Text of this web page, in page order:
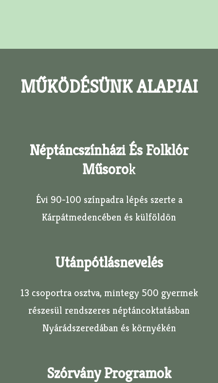
MŰKÖDÉSÜNK ALAPJAI
Néptáncszínházi És Folklór
MűsoroK
Évi 90-100 színpadra lépés szerte a
Kárpátmedencében és külföldön
Utánpótlásnevelés
13 csoportra osztva, mintegy 500 gyermek
részesül rendszeres néptáncoktatásban
Nyárádszeredában és környékén
Szórvány Programok